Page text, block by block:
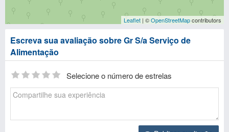
Leaflet | ©OpenStreetMapcontributors
Escreva sua avaliação sobre Gr S/a Serviço de
Alimentação
Selecione o número de estrelas